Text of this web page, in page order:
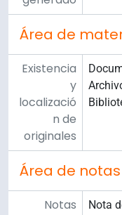
Área de
Existencia
y
localizació
n de
originales
Área de notas
Notas Nota